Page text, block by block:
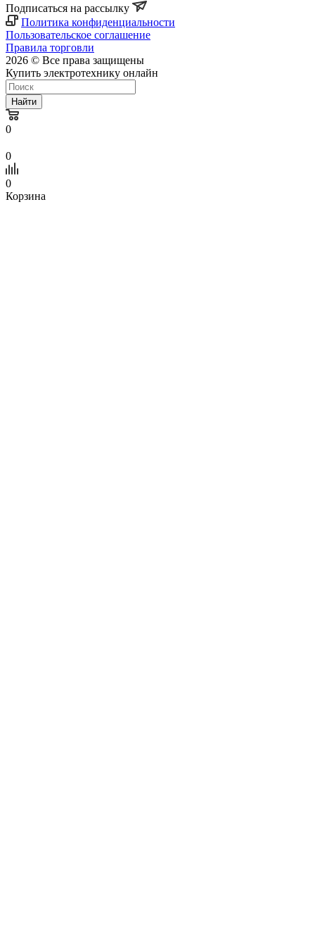
Подписаться на рассылку
Политика конфиденциальности
Пользовательское соглашение
Правила торговли
2026 © Все права защищены
Купить электротехнику онлайн
Найти
0
0
0
Корзина